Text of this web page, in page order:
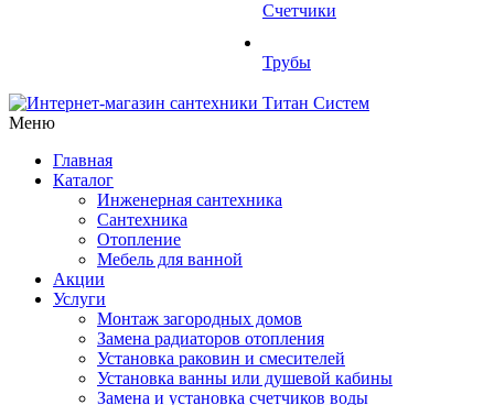
Счетчики
Трубы
Меню
Главная
Каталог
Инженерная сантехника
Сантехника
Отопление
Мебель для ванной
Акции
Услуги
Монтаж загородных домов
Замена радиаторов отопления
Установка раковин и смесителей
Установка ванны или душевой кабины
Замена и установка счетчиков воды